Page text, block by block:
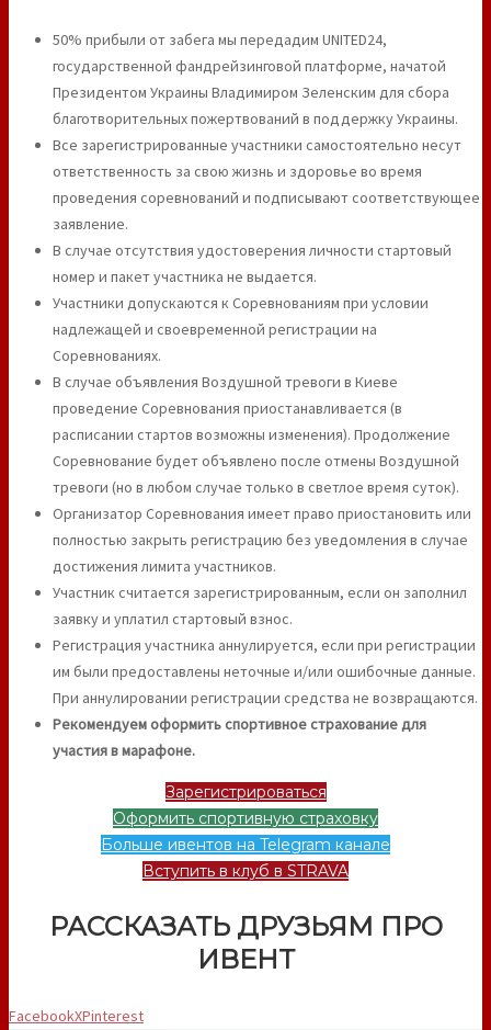
50% прибыли от забега мы передадим UNITED24,
государственной фандрейзинговой платформе, начатой
Президентом Украины Владимиром Зеленским для сбора
благотворительных пожертвований в поддержку Украины.
Все зарегистрированные участники самостоятельно несут
ответственность за свою жизнь и здоровье во время
проведения соревнований и подписывают соответствующее
заявление.
В случае отсутствия удостоверения личности стартовый
номер и пакет участника не выдается.
Участники допускаются к Соревнованиям при условии
надлежащей и своевременной регистрации на
Соревнованиях.
В случае объявления Воздушной тревоги в Киеве
проведение Соревнования приостанавливается (в
расписании стартов возможны изменения). Продолжение
Соревнование будет объявлено после отмены Воздушной
тревоги (но в любом случае только в светлое время суток).
Организатор Соревнования имеет право приостановить или
полностью закрыть регистрацию без уведомления в случае
достижения лимита участников.
Участник считается зарегистрированным, если он заполнил
заявку и уплатил стартовый взнос.
Регистрация участника аннулируется, если при регистрации
им были предоставлены неточные и/или ошибочные данные.
При аннулировании регистрации средства не возвращаются.
Рекомендуем оформить спортивное страхование для
участия в марафоне.
Зарегистрироваться
Оформить спортивную страховку
Больше ивентов на Telegram канале
Вступить в клуб в STRAVA
РАССКАЗАТЬ ДРУЗЬЯМ ПРО
ИВЕНТ
FacebookXPinterest